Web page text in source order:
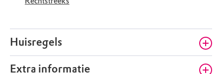
Huisregels
Extra informatie